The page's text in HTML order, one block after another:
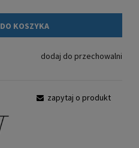
DO KOSZYKA
dodaj do przechowalni
zapytaj o produkt